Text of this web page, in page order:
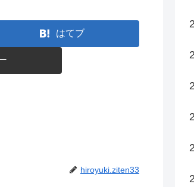
はてブ
hiroyuki.ziten33